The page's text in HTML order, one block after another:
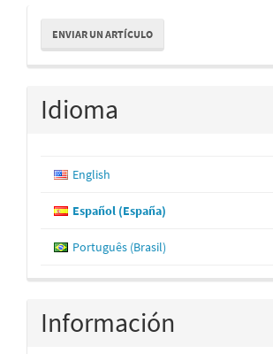
Enviar
un
artículo
ENVIAR UN ARTÍCULO
Idioma
English
Español (España)
Português (Brasil)
Información